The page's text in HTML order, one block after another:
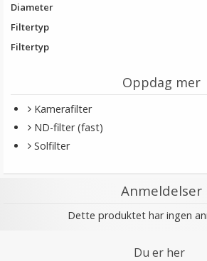
Diameter
Filtertyp
Filtertyp
Oppdag mer
Kamerafilter
ND-filter (fast)
Solfilter
Anmeldelser
Dette produktet har ingen
Du er her